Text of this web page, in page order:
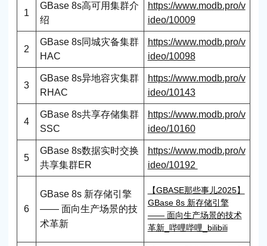
1
GBase 8s高可用集群介
绍
https://www.modb.pro/v
ideo/10009
2
GBase 8s同城灾备集群
HAC
https://www.modb.pro/v
ideo/10098
3
GBase 8s异地容灾集群
RHAC
https://www.modb.pro/v
ideo/10143
4
GBase 8s共享存储集群
SSC
https://www.modb.pro/v
ideo/10160
5
GBase 8s数据实时交换
共享集群ER
https://www.modb.pro/v
ideo/10192
6
GBase 8s 新存储引擎
—— 面向生产场景的技
术革新
【GBASE那些事儿2025】
GBase 8s 新存储引擎
—— 面向生产场景的技术
革新_哔哩哔哩_bilibili